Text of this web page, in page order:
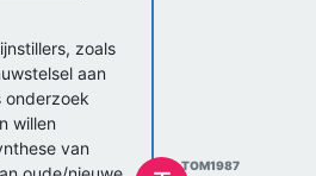
zoals
aan
onderzoek
willen
van
TOM1987